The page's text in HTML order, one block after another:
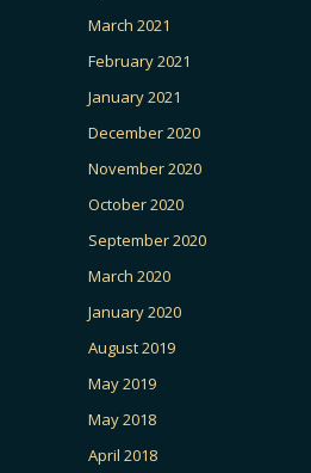
March 2021
February 2021
January 2021
December 2020
November 2020
October 2020
September 2020
March 2020
January 2020
August 2019
May 2019
May 2018
April 2018